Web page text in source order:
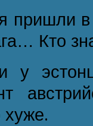
пришли в
Кто
у